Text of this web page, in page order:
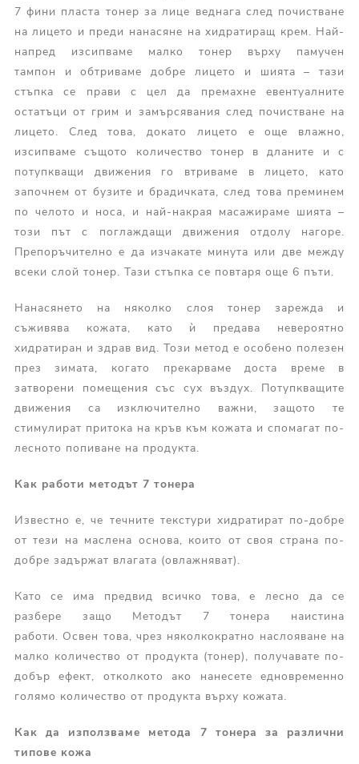
7 фини пласта тонер за лице веднага след почистване
на лицето и преди нанасяне на хидратиращ крем. Най-
напред изсипваме малко тонер върху памучен
тампон и обтриваме добре лицето и шията – тази
стъпка се прави с цел да премахне евентуалните
остатъци от грим и замърсявания след почистване на
лицето. След това, докато лицето е още влажно,
изсипваме същото количество тонер в дланите и с
потупкващи движения го втриваме в лицето, като
започнем от бузите и брадичката, след това преминем
по челото и носа, и най-накрая масажираме шията –
този път с поглаждащи движения отдолу нагоре.
Препоръчително е да изчакате минута или две между
всеки слой тонер. Тази стъпка се повтаря още 6 пъти.
Нанасянето на няколко слоя тонер зарежда и
съживява кожата, като ѝ предава невероятно
хидратиран и здрав вид. Този метод е особено полезен
през зимата, когато прекарваме доста време в
затворени помещения със сух въздух. Потупкващите
движения са изключително важни, защото те
стимулират притока на кръв към кожата и спомагат по-
лесното попиване на продукта.
Как работи методът 7 тонера
Известно е, че течните текстури хидратират по-добре
от тези на маслена основа, които от своя страна по-
добре задържат влагата (овлажняват).
Като се има предвид всичко това, е лесно да се
разбере защо Методът 7 тонера наистина
работи. Освен това, чрез няколкократно наслояване на
малко количество от продукта (тонер), получавате по-
добър ефект, отколкото ако нанесете едновременно
голямо количество от продукта върху кожата.
Как да използваме метода 7 тонера за различни
типове кожа